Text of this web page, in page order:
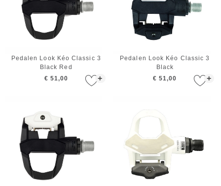
+
Pedalen Look Kéo Classic 3
Black Red
€ 51,00
+
Pedalen Look Kéo Classic 3
Black
€ 51,00